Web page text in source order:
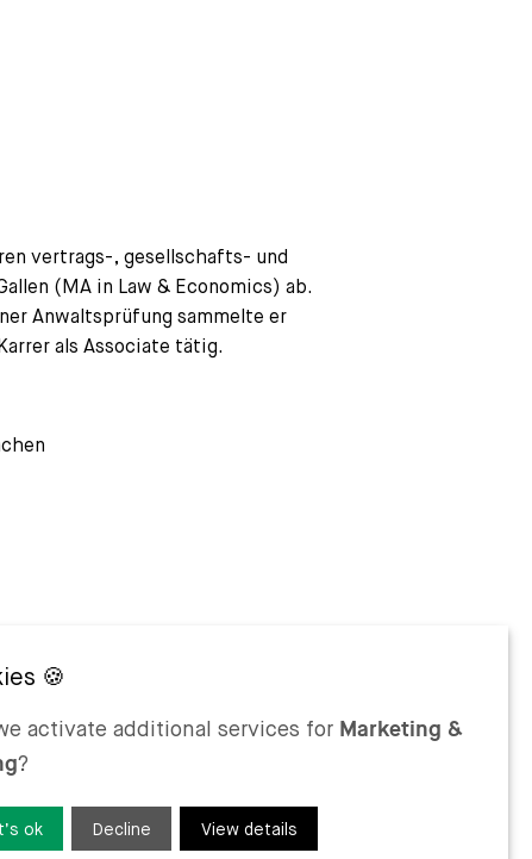
vertrags-, gesellschafts- und
(MA in Law & Economics) ab.
Anwaltsprüfung sammelte er
als Associate tätig.
, Planungs- und Umweltrechts bei Prof.
activate additional services for Marketing &
?
View details
Decline
ok